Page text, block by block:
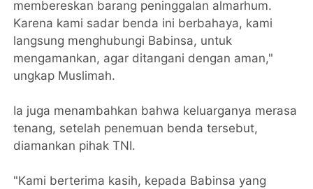
membereskan barang peninggalan almarhum.
Karena kami sadar benda ini berbahaya, kami
langsung menghubungi Babinsa, untuk
mengamankan, agar ditangani dengan aman,"
ungkap Muslimah.
Ia juga menambahkan bahwa keluarganya merasa
tenang, setelah penemuan benda tersebut,
diamankan pihak TNI.
"Kami berterima kasih, kepada Babinsa yang